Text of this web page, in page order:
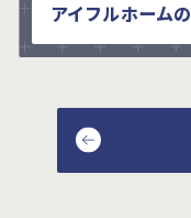
アイフルホームの